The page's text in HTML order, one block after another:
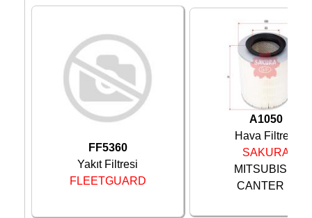
FF5360
Yakıt Filtresi
FLEETGUARD
A1050
Hava Filtresi
SAKURA
MITSUBISHI
CANTER ...